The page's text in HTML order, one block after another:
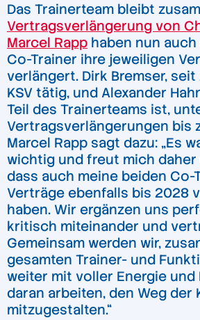
Das Trainerteam bleibt
Vertragsverlängerung von
Marcel Rapp haben nun
Co-Trainer ihre jeweiligen
verlängert. Dirk Bremser,
KSV tätig, und Alexander
Teil des Trainerteams ist,
Vertragsverlängerungen bis
Marcel Rapp sagt dazu: „Es
wichtig und freut mich daher
dass auch meine beiden Co-
Verträge ebenfalls bis 2028
haben. Wir ergänzen uns
kritisch miteinander und
Gemeinsam werden wir,
gesamten Trainer- und
weiter mit voller Energie
daran arbeiten, den Weg der
mitzugestalten.“